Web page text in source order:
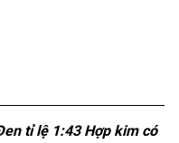
tỉ lệ 1:43 Hợp kim có